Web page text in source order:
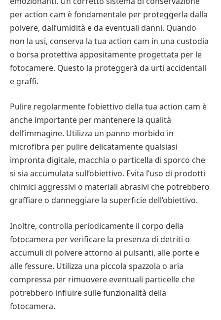
per action cam è fondamentale per proteggerla dalla
polvere, dall’umidità e da eventuali danni. Quando
non la usi, conserva la tua action cam in una custodia
o borsa protettiva appositamente progettata per le
fotocamere. Questo la proteggerà da urti accidentali
e graffi.
Pulire regolarmente l’obiettivo della tua action cam è
anche importante per mantenere la qualità
dell’immagine. Utilizza un panno morbido in
microfibra per pulire delicatamente qualsiasi
impronta digitale, macchia o particella di sporco che
si sia accumulata sull’obiettivo. Evita l’uso di prodotti
chimici aggressivi o materiali abrasivi che potrebbero
graffiare o danneggiare la superficie dell’obiettivo.
Inoltre, controlla periodicamente il corpo della
fotocamera per verificare la presenza di detriti o
accumuli di polvere attorno ai pulsanti, alle porte e
alle fessure. Utilizza una piccola spazzola o aria
compressa per rimuovere eventuali particelle che
potrebbero influire sulle funzionalità della
fotocamera.